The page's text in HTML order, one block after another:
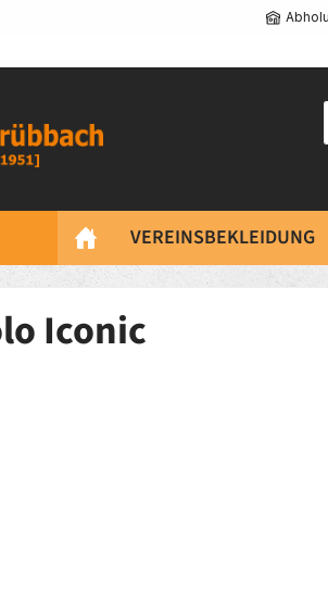
springen
VEREINSBEKLEIDUNG
Iconic